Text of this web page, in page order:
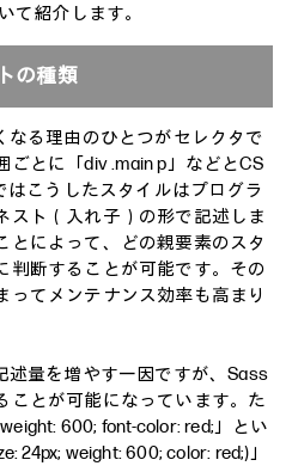
て紹介します。
の種類
なる理由のひとつがセレクタで
とに「div .main p」などとCS
こうしたスタイルはプログラ
スト（入れ子）の形で記述しま
とによって、どの親要素のスタ
判断することが可能です。その
ってメンテナンス効率も高まり
述量を増やす一因ですが、Sass
ことが可能になっています。た
600; font-color: red;」とい
24px; weight: 600; color: red;)」